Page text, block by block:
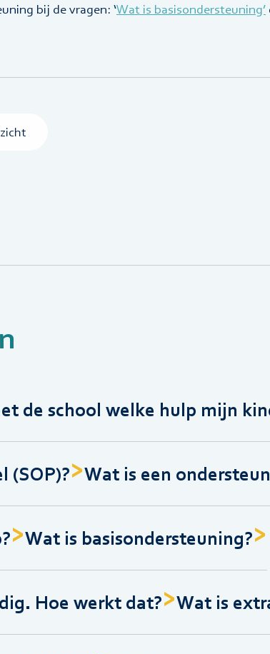
bij de vragen: ‘Wat is basisondersteuning’
de school welke hulp mijn
(SOP)? Wat is een
Wat is basisondersteuning?
Hoe werkt dat? Wat is